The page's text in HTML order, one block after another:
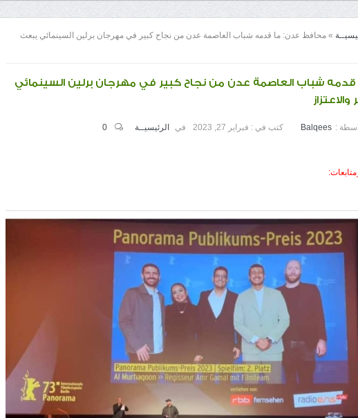
» محافظ عدن: ما قدمه شباب العاصمة عدن من نجاح كبير في مهرجان برلين السينمائي يبعث
شباب العاصمة عدن من نجاح كبير في مهرجان برلين السينمائي
:
Balqees كتب في : فبراير 27, 2023 في الرئيسيــة 0